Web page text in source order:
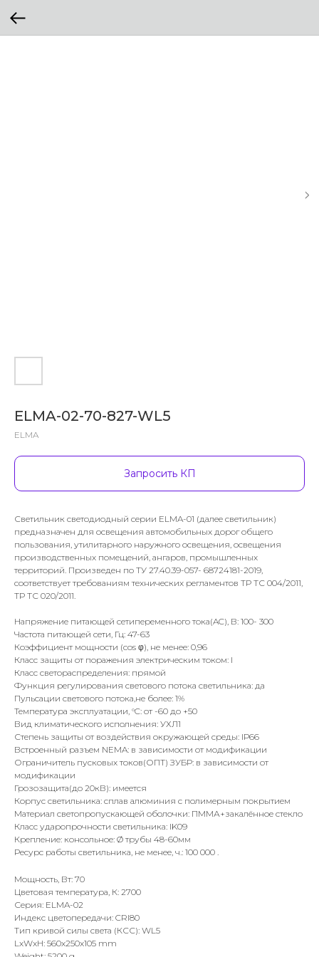
ELMA-02-70-827-WL5
ELMA
Запросить КП
Светильник светодиодный серии ELMA-01 (далее светильник)
предназначен для освещения автомобильных дорог общего
пользования, утилитарного наружного освещения, освещения
производственных помещений, ангаров, промышленных
территорий. Произведен по ТУ 27.40.39-057- 68724181-2019,
соответствует требованиям технических регламентов ТР ТС 004/2011,
ТР ТС 020/2011.
Напряжение питающей сетипеременного тока(AC), В: 100- 300
Частота питающей сети, Гц: 47-63
Коэффициент мощности (cos φ), не менее: 0,96
Класс защиты от поражения электрическим током: I
Класс светораспределения: прямой
Функция регулирования светового потока светильника: да
Пульсации светового потока,не более: 1%
Температура эксплуатации, °C: от -60 до +50
Вид климатического исполнения: УХЛ1
Степень защиты от воздействия окружающей среды: IР66
Встроенный разъем NEMA: в зависимости от модификации
Ограничитель пусковых токов(ОПТ) ЗУБР: в зависимости от
модификации
Грозозащита(до 20кВ): имеется
Корпус светильника: сплав алюминия с полимерным покрытием
Материал светопропускающей оболочки: ПММА+закалённое стекло
Класс ударопрочности светильника: IK09
Крепление: консольное: Ø трубы 48-60мм
Ресурс работы светильника, не менее, ч.: 100 000 .
Мощность, Вт: 70
Цветовая температура, К: 2700
Серия: ELMA-02
Индекс цветопередачи: CRI80
Тип кривой силы света (КСС): WL5
LxWxH: 560x250x105 mm